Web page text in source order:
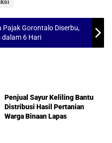
Pajak Gorontalo Diserbu,
6 Hari
Penjual Sayur Keliling Bantu
Distribusi Hasil Pertanian
Warga Binaan Lapas